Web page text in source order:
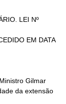
LEI Nº